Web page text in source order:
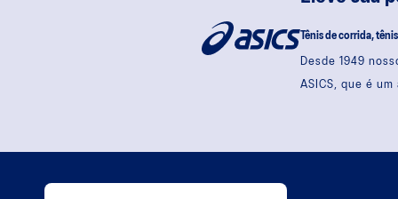
Tênis de corrida,
Desde 1949
ASICS, que é